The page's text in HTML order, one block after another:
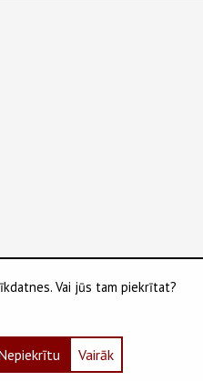
Vai jūs tam piekrītat?
Vairāk